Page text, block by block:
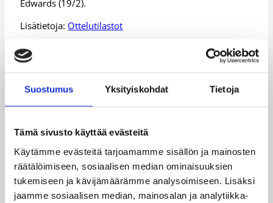
Suostumus Yksityiskohdat Tietoja
Tämä sivusto käyttää evästeitä
Käytämme evästeitä tarjoamamme sisällön ja mainosten
räätälöimiseen, sosiaalisen median ominaisuuksien
tukemiseen ja kävijämäärämme analysoimiseen. Lisäksi
jaamme sosiaalisen median, mainosalan ja analytiikka-
Edwards (19/2).
Lisätietoja: Ottelutilastot
Päivitetty
Kategoriat